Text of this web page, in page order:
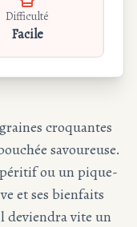
Difficulté
Facile
croquantes
savoureuse.
ou un pique-
et ses bienfaits
deviendra vite un